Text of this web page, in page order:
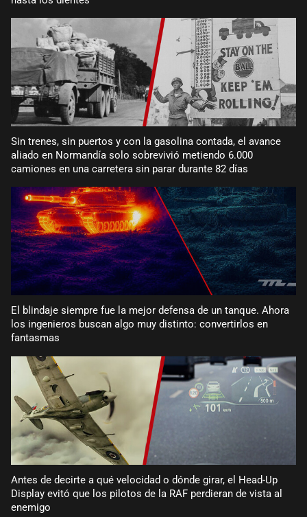
Sin trenes, sin puertos y con la gasolina contada, el avance
aliado en Normandía solo sobrevivió metiendo 6.000
camiones en una carretera sin parar durante 82 días
El blindaje siempre fue la mejor defensa de un tanque. Ahora
los ingenieros buscan algo muy distinto: convertirlos en
fantasmas
Antes de decirte a qué velocidad o dónde girar, el Head-Up
Display evitó que los pilotos de la RAF perdieran de vista al
enemigo